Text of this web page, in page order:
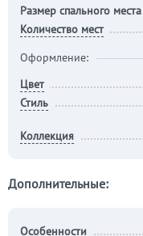
Размер спального места
Количество мест
Оформление:
Цвет
Стиль
Коллекция
Дополнительные:
Особенности